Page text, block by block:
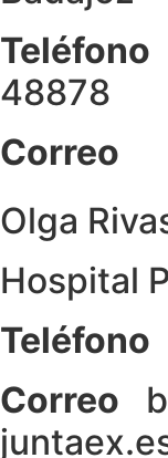
Teléfono
48878
Correo
Olga
Hospital
Teléfono
Correo